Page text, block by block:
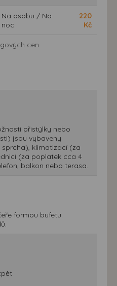
Na osobu / Na
noc
220
Kč
cen
přistýlky nebo
jsou vybaveny
klimatizací (za
(za poplatek cca 4
balkon nebo terasa.
formou bufetu.